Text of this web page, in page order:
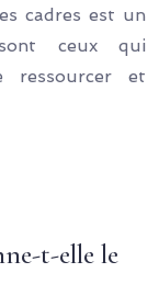
cadres est un
sont ceux qui
ressourcer et
t-elle le